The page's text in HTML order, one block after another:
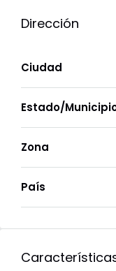
Dirección
Ciudad
Estado/
Zona
País